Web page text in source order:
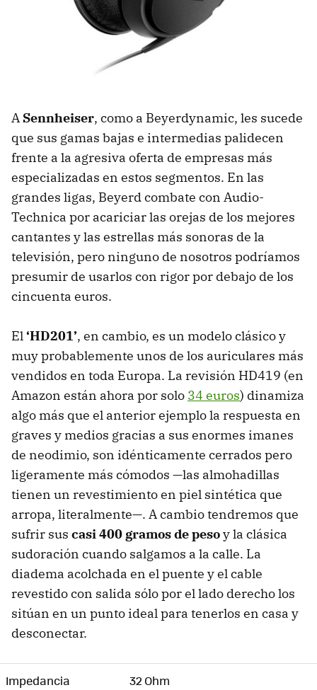
A Sennheiser, como a Beyerdynamic, les sucede
que sus gamas bajas e intermedias palidecen
frente a la agresiva oferta de empresas más
especializadas en estos segmentos. En las
grandes ligas, Beyerd combate con Audio-
Technica por acariciar las orejas de los mejores
cantantes y las estrellas más sonoras de la
televisión, pero ninguno de nosotros podríamos
presumir de usarlos con rigor por debajo de los
cincuenta euros.
El‘HD201’, en cambio, es un modelo clásico y
muy probablemente unos de los auriculares más
vendidos en toda Europa. La revisión HD419 (en
Amazon están ahora por solo 34 euros) dinamiza
algo más que el anterior ejemplo la respuesta en
graves y medios gracias a sus enormes imanes
de neodimio, son idénticamente cerrados pero
ligeramente más cómodos —las almohadillas
tienen un revestimiento en piel sintética que
arropa, literalmente—. A cambio tendremos que
sufrir sus casi 400 gramos de pesoy la clásica
sudoración cuando salgamos a la calle. La
diadema acolchada en el puente y el cable
revestido con salida sólo por el lado derecho los
sitúan en un punto ideal para tenerlos en casa y
desconectar.
Impedancia 32 Ohm